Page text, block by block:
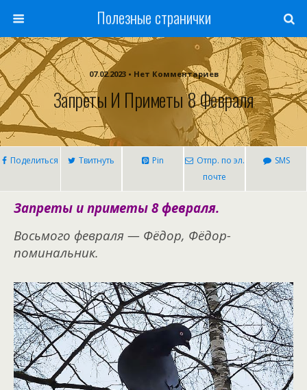
Полезные странички
07.02.2023 • Нет Комментариев
Запреты И Приметы 8 Февраля
Поделиться Твитнуть Pin
Отпр. по эл.
почте
SMS
Запреты и приметы 8 февраля.
Восьмого февраля — Фёдор, Фёдор-
поминальник.